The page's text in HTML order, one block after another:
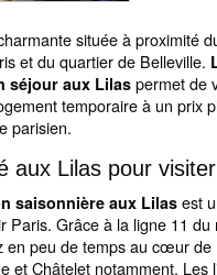
située à proximité
et du quartier de Belleville.
séjour aux Lilas permet de
temporaire à un prix
parisien.
aux Lilas pour
saisonnière aux Lilas est
Paris. Grâce à la ligne 11 du
en peu de temps au cœur de
et Châtelet notamment. Les